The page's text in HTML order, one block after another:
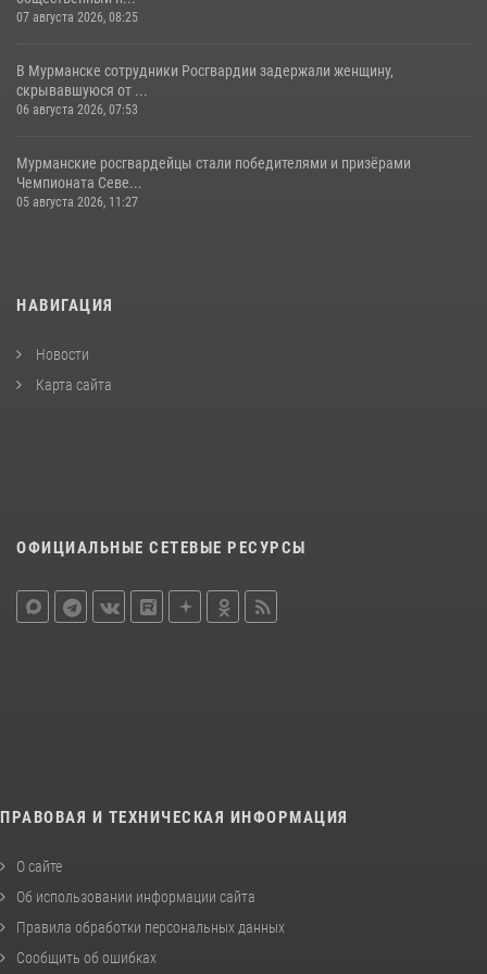
07 августа 2026, 08:25
В Мурманске сотрудники Росгвардии задержали женщину,
скрывавшуюся от ...
06 августа 2026, 07:53
Мурманские росгвардейцы стали победителями и призёрами
Чемпионата Севе...
05 августа 2026, 11:27
НАВИГАЦИЯ
Новости
Карта сайта
ОФИЦИАЛЬНЫЕ СЕТЕВЫЕ РЕСУРСЫ
ПРАВОВАЯ И ТЕХНИЧЕСКАЯ ИНФОРМАЦИЯ
О сайте
Об использовании информации сайта
Правила обработки персональных данных
Сообщить об ошибках